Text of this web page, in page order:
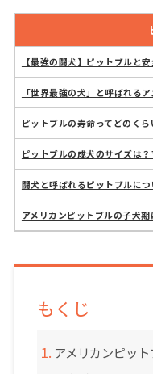
【最強の闘犬】ピットブルと
「世界最強の犬」と呼ばれる
ピットブルの寿命ってどのく
ピットブルの成犬のサイズは
闘犬と呼ばれるピットブルに
アメリカンピットブルの子犬
もくじ
アメリカンピッ